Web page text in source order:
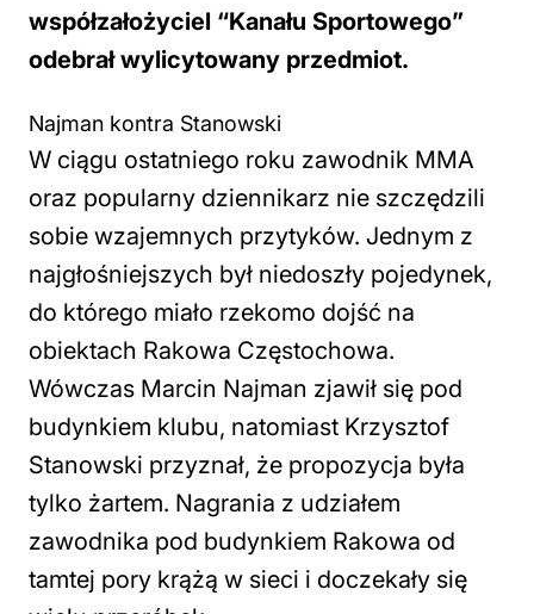
współzałożyciel “Kanału Sportowego”
odebrał wylicytowany przedmiot.
Najman kontra Stanowski
W ciągu ostatniego roku zawodnik MMA
oraz popularny dziennikarz nie szczędzili
sobie wzajemnych przytyków. Jednym z
najgłośniejszych był niedoszły pojedynek,
do którego miało rzekomo dojść na
obiektach Rakowa Częstochowa.
Wówczas Marcin Najman zjawił się pod
budynkiem klubu, natomiast Krzysztof
Stanowski przyznał, że propozycja była
tylko żartem. Nagrania z udziałem
zawodnika pod budynkiem Rakowa od
tamtej pory krążą w sieci i doczekały się